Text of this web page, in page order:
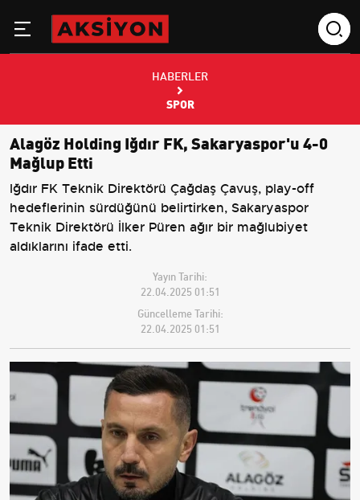
HABERLER
SPOR
Alagöz Holding Iğdır FK, Sakaryaspor'u 4-0
Mağlup Etti
Iğdır FK Teknik Direktörü Çağdaş Çavuş, play-off
hedeflerinin sürdüğünü belirtirken, Sakaryaspor
Teknik Direktörü İlker Püren ağır bir mağlubiyet
aldıklarını ifade etti.
Yayın Tarihi:
22.04.2025 01:51
Güncelleme Tarihi:
22.04.2025 01:51